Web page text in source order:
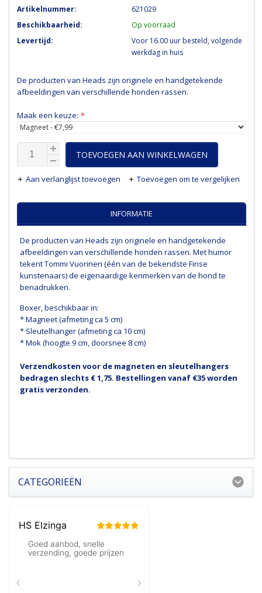
Artikelnummer:
621029
Beschikbaarheid:
Op voorraad
Levertijd:
Voor 16.00 uur besteld, volgende
werkdag in huis
De producten van Heads zijn originele en handgetekende
afbeeldingen van verschillende honden rassen.
Maak een keuze: *
TOEVOEGEN AAN WINKELWAGEN
Aan verlanglijst toevoegen Toevoegen om te vergelijken
INFORMATIE
De producten van Heads zijn originele en handgetekende
afbeeldingen van verschillende honden rassen. Met humor
tekent Tommi Vuorinen (één van de bekendste Finse
kunstenaars) de eigenaardige kenmerken van de hond te
benadrukken.
Boxer, beschikbaar in:
* Magneet (afmeting ca 5 cm)
* Sleutelhanger (afmeting ca 10 cm)
* Mok (hoogte 9 cm, doorsnee 8 cm)
Verzendkosten voor de magneten en sleutelhangers
bedragen slechts € 1,75. Bestellingen vanaf €35 worden
gratis verzonden.
CATEGORIEËN